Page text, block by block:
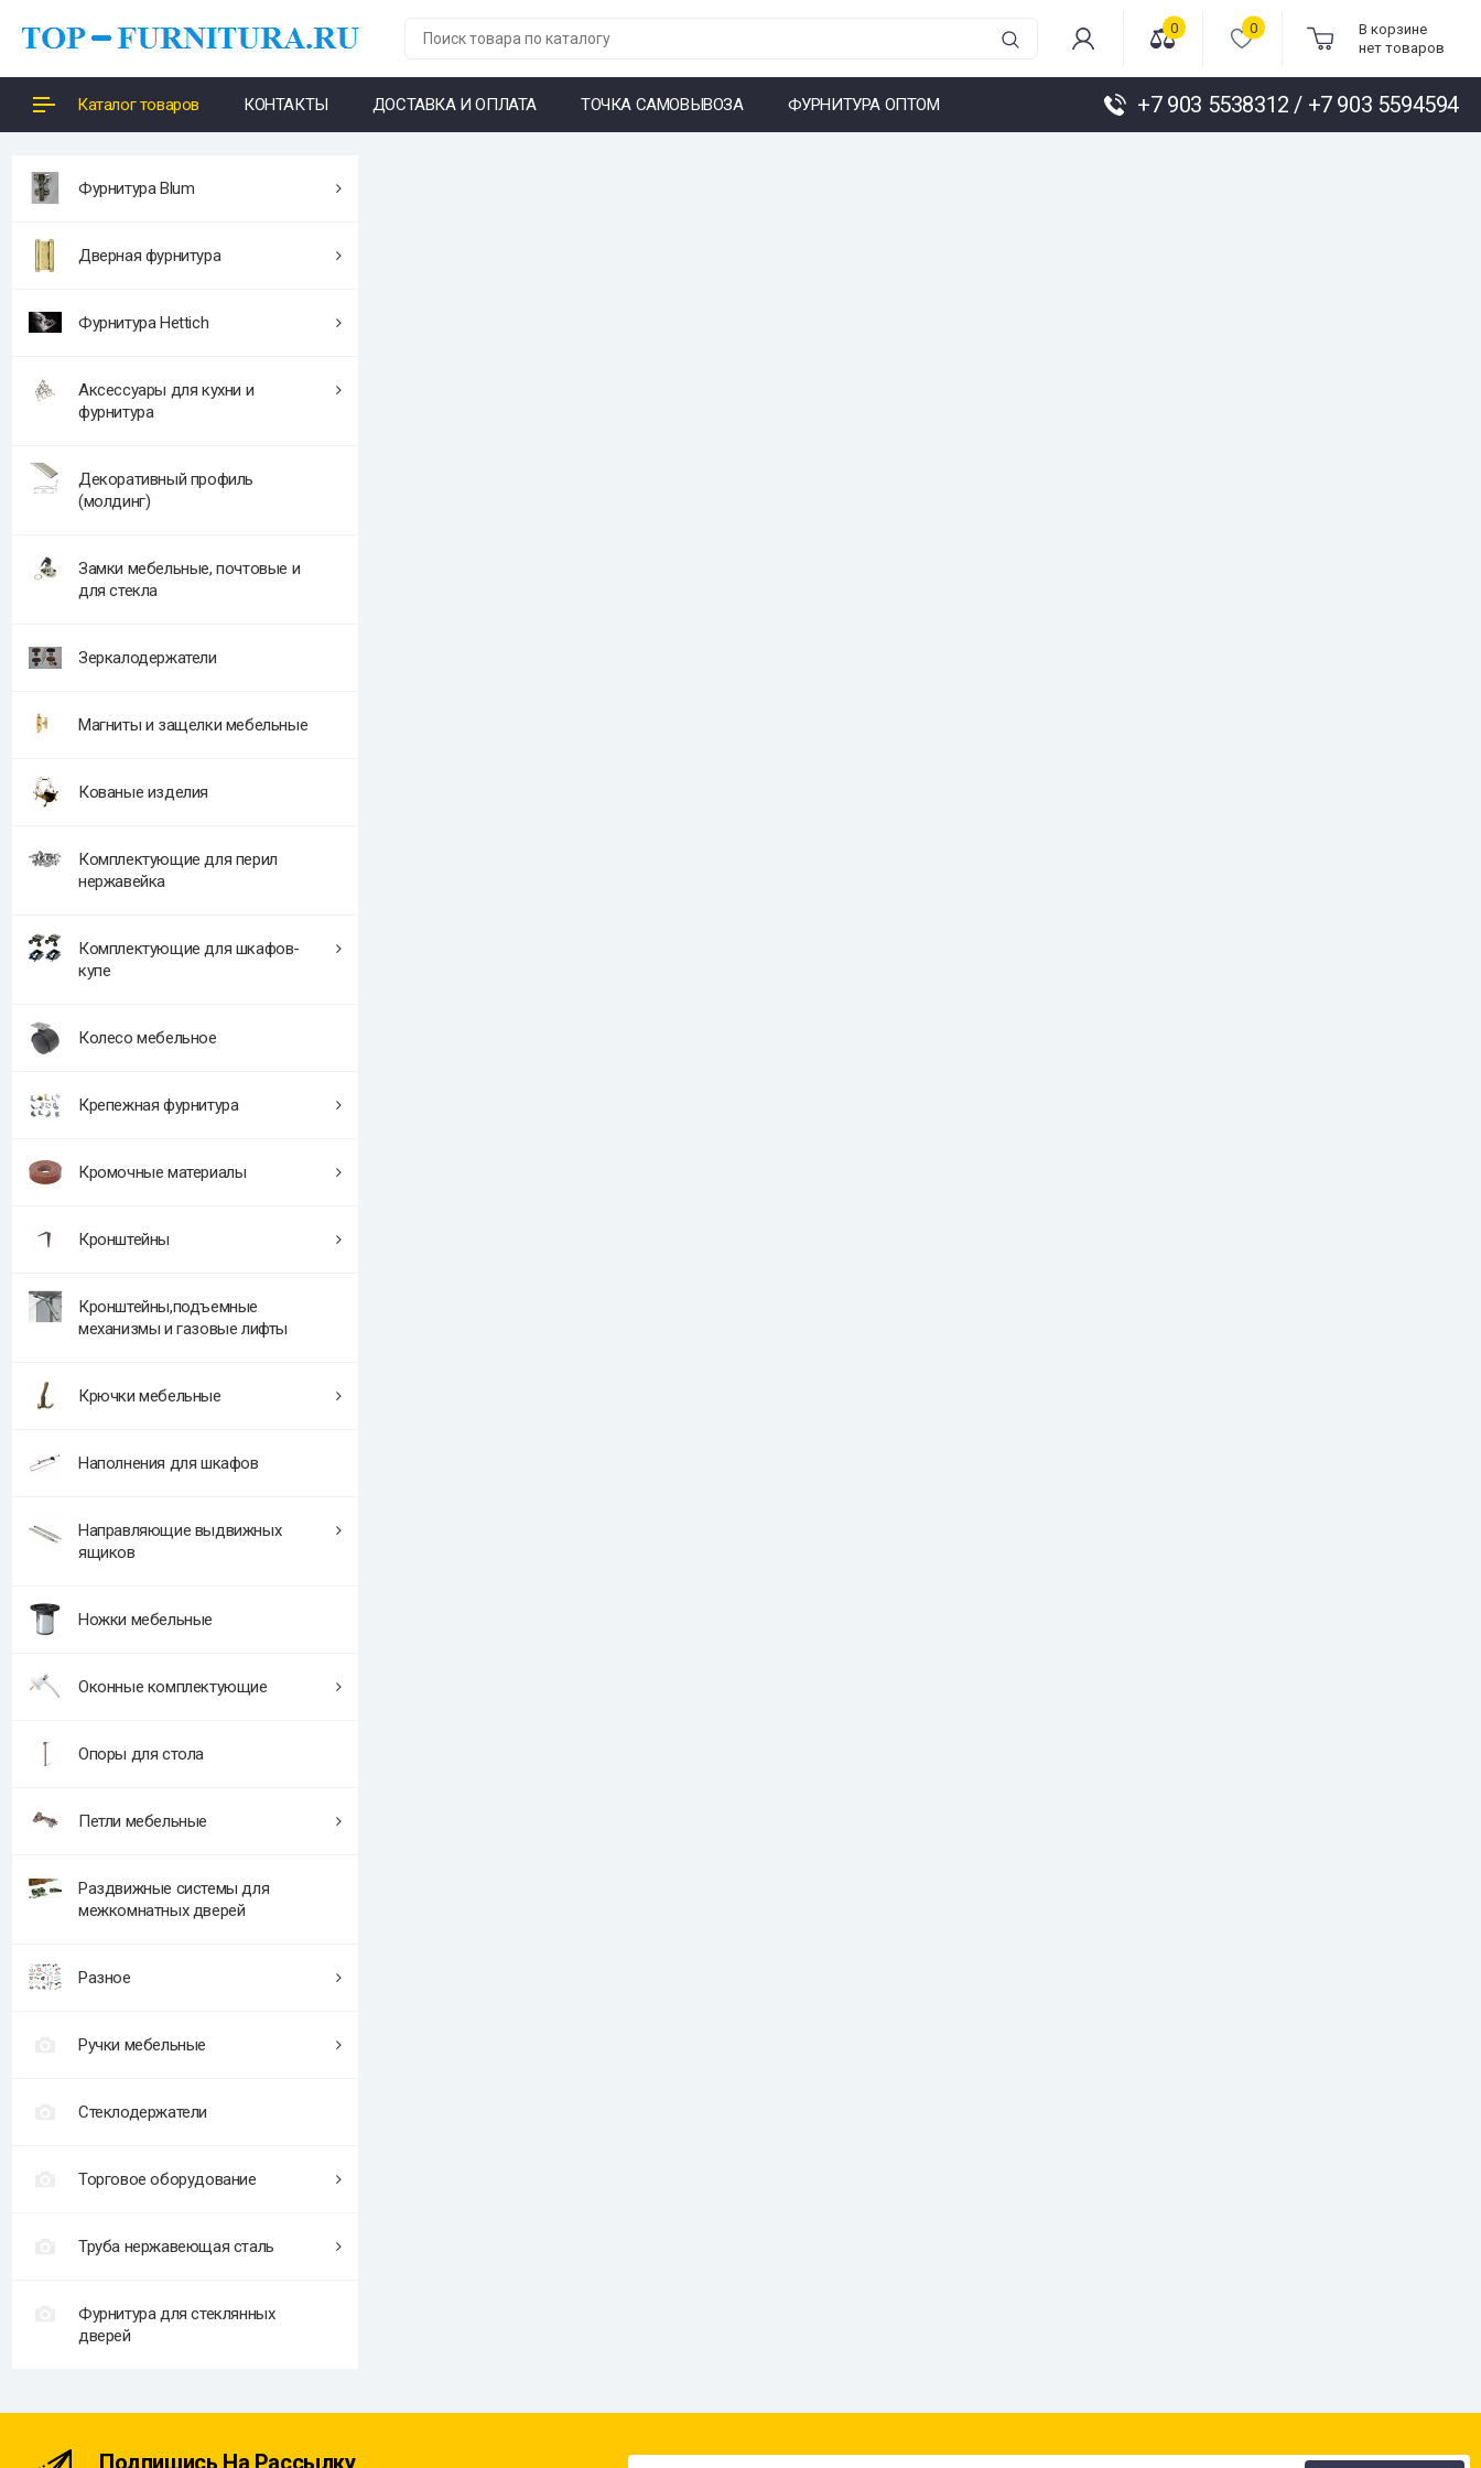
0 0
В корзине
нет товаров
Каталог товаров КОНТАКТЫ ДОСТАВКА И ОПЛАТА ТОЧКА САМОВЫВОЗА ФУРНИТУРА ОПТОМ +7 903 5538312 / +7 903 5594594
Фурнитура Blum
Дверная фурнитура
Фурнитура Hettich
Аксессуары для кухни и
фурнитура
Декоративный профиль
(молдинг)
Замки мебельные, почтовые и
для стекла
Зеркалодержатели
Магниты и защелки мебельные
Кованые изделия
Комплектующие для перил
нержавейка
Комплектующие для шкафов-
купе
Колесо мебельное
Крепежная фурнитура
Кромочные материалы
Кронштейны
Кронштейны,подъемные
механизмы и газовые лифты
Крючки мебельные
Наполнения для шкафов
Направляющие выдвижных
ящиков
Ножки мебельные
Оконные комплектующие
Опоры для стола
Петли мебельные
Раздвижные системы для
межкомнатных дверей
Разное
Ручки мебельные
Стеклодержатели
Торговое оборудование
Труба нержавеющая сталь
Фурнитура для стеклянных
дверей
Подпишись На Рассылку